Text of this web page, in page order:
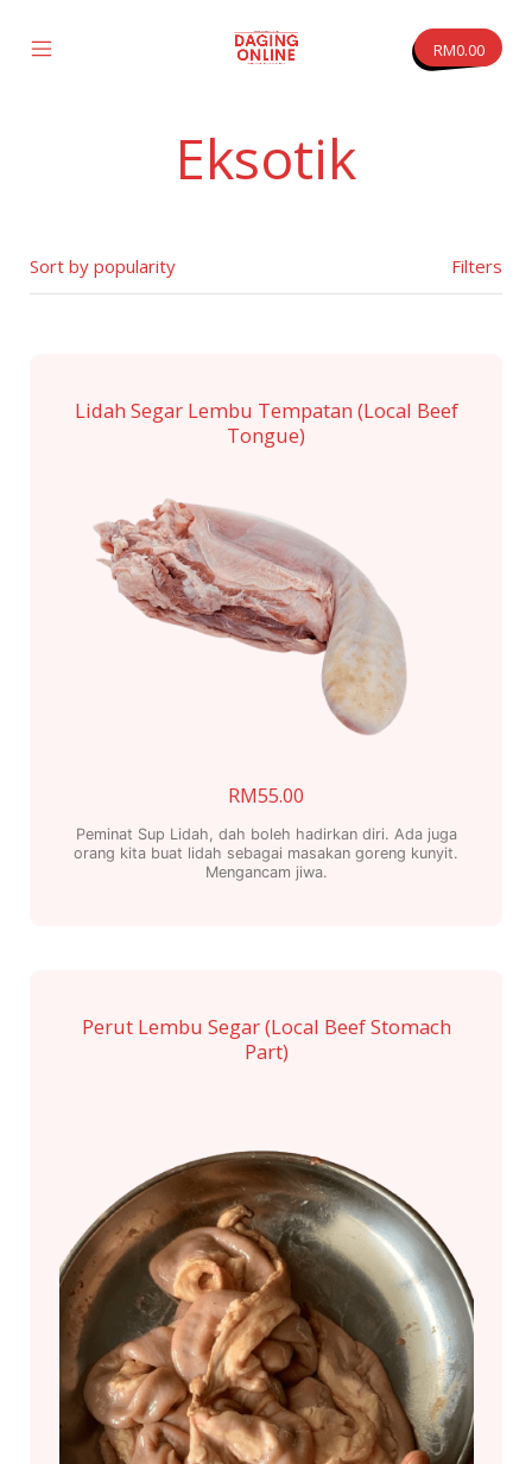
content
RM0.00
Eksotik
Filters
Lidah Segar Lembu Tempatan (Local Beef
Tongue)
RM55.00
Peminat Sup Lidah, dah boleh hadirkan diri. Ada juga
orang kita buat lidah sebagai masakan goreng kunyit.
Mengancam jiwa.
Perut Lembu Segar (Local Beef Stomach
Part)